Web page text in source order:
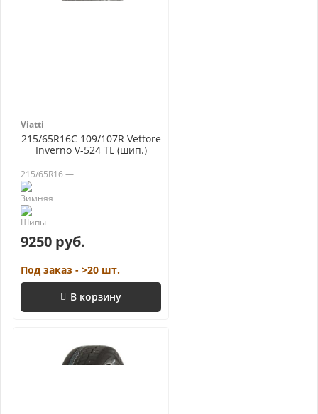
Viatti
215/65R16C 109/107R Vettore
Inverno V-524 TL (шип.)
215/65R16 —
9250 руб.
Под заказ - >20 шт.
В корзину